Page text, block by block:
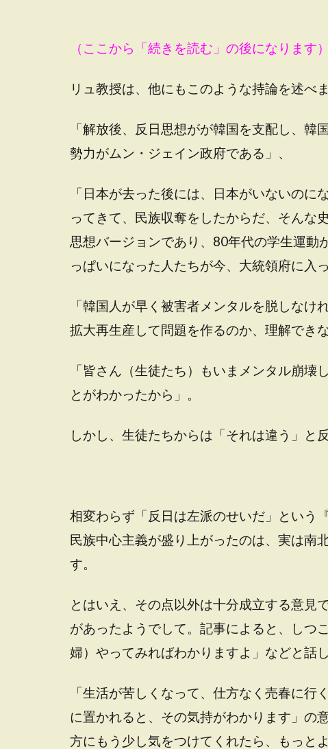
（ここから「続きを読む」の後になります）
リュ教授は、他にもこのような持論を述べま
「解放後、反日思想がが韓国を支配し、
勢力がムン・ジェイン政府である」、
「日本が去った後には、日本がいないの
ってきて、民族収奪をしたからだ、そんな
思想バージョンであり、80年代の学生運動
っぱいになった人たちが今、大統領府に入
「韓国人が早く被害者メンタルを脱しな
拡大再生産して問題を作るのか、理解できな
「皆さん（生徒たち）もいまメンタル崩壊
とがわかったから」。
しかし、生徒たちからは「それは違う」と
相変わらず「反日は左派のせいだ」という
民族中心主義が盛り上がったのは、実は南
す。
とはいえ、その点以外は十分成立する意見
があったようでして。記事によると、しつ
婦）やってみればわかりますよ」などと話し
「生活が苦しくなって、仕方なく売春に
に置かれると、その気持がわかります」の
方にもう少し気をつけてくれたら、もっと